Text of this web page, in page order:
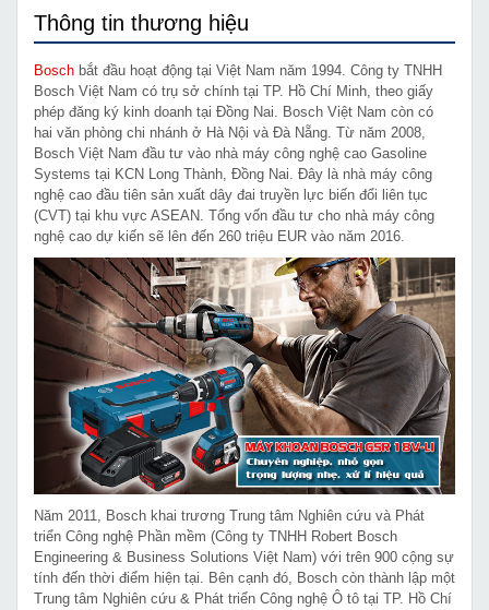
Thông tin thương hiệu
Bosch bắt đầu hoạt động tại Việt Nam năm 1994. Công ty TNHH
Bosch Việt Nam có trụ sở chính tại TP. Hồ Chí Minh, theo giấy
phép đăng ký kinh doanh tại Đồng Nai. Bosch Việt Nam còn có
hai văn phòng chi nhánh ở Hà Nội và Đà Nẵng. Từ năm 2008,
Bosch Việt Nam đầu tư vào nhà máy công nghệ cao Gasoline
Systems tại KCN Long Thành, Đồng Nai. Đây là nhà máy công
nghệ cao đầu tiên sản xuất dây đai truyền lực biến đổi liên tục
(CVT) tại khu vực ASEAN. Tổng vốn đầu tư cho nhà máy công
nghệ cao dự kiến sẽ lên đến 260 triệu EUR vào năm 2016.
Năm 2011, Bosch khai trương Trung tâm Nghiên cứu và Phát
triển Công nghệ Phần mềm (Công ty TNHH Robert Bosch
Engineering & Business Solutions Việt Nam) với trên 900 cộng sự
tính đến thời điểm hiện tại. Bên cạnh đó, Bosch còn thành lập một
Trung tâm Nghiên cứu & Phát triển Công nghệ Ô tô tại TP. Hồ Chí